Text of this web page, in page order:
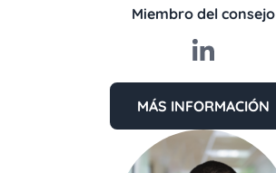
Miembro del consejo
MÁS INFORMACIÓN